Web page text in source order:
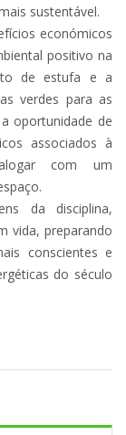
sustentável.
económicos
positivo na
de estufa e a
verdes para as
oportunidade de
associados à
com um
da disciplina,
vida, preparando
conscientes e
do século